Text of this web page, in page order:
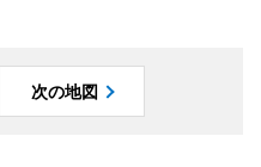
次の地図